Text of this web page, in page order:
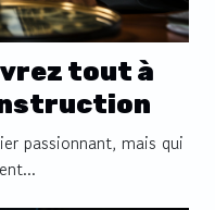
tout à
passionnant, mais qui